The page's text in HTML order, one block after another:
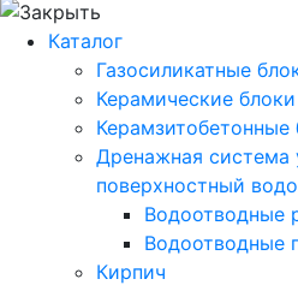
Каталог
Газосиликатные
Керамические блоки
Керамзитобетонные
Дренажная система
поверхностный
Водоотводные
Водоотводные
Кирпич